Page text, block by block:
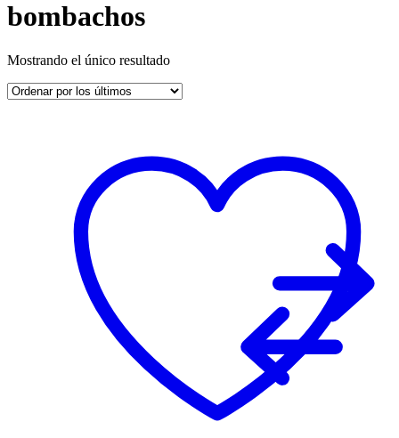
bombachos
Mostrando el único resultado